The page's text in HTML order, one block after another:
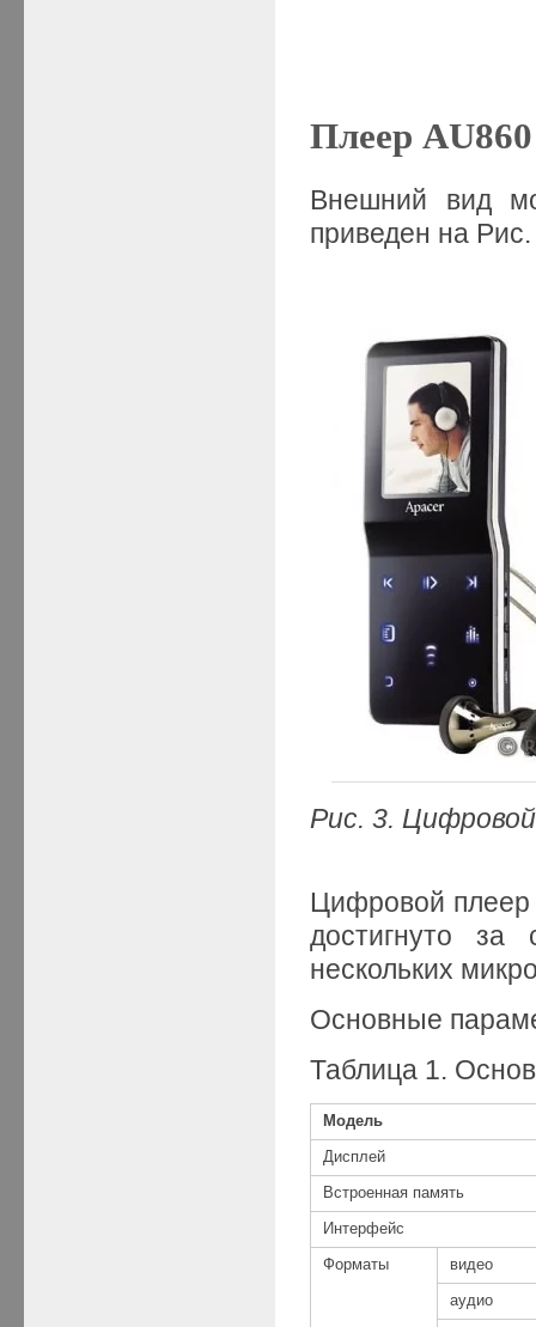
Плеер AU860
Внешний вид
приведен на
Рис. 3. Цифровой
Цифровой плеер
достигнуто за
нескольких
Основные
Таблица 1.
Модель
Дисплей
Встроенная память
Интерфейс
Форматы видео
аудио